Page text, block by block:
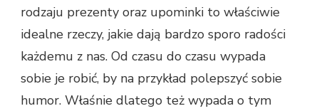
rodzaju prezenty oraz upominki to właściwie
idealne rzeczy, jakie dają bardzo sporo radości
każdemu z nas. Od czasu do czasu wypada
sobie je robić, by na przykład polepszyć sobie
humor. Właśnie dlatego też wypada o tym